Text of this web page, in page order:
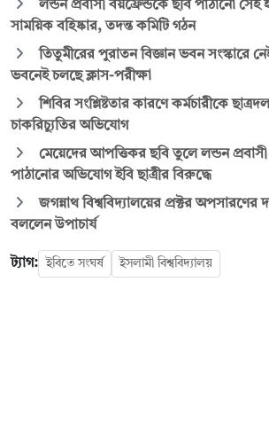
লন্ডন প্রবাসী বয়ফ্রেন্ডকে ছবি পাঠানো সেই
সাময়িক বহিষ্কার, তদন্ত কমিটি গঠন
তিতুমীরের পুরাতন বিজ্ঞান ভবন সংস্কারে
ভবনেই চলছে ক্লাস-পরীক্ষা
শিবির সংশ্লিষ্টতার কারণে কর্মচারীকে
চাকরিচ্যুতির অভিযোগ
মেয়েদের আপত্তিকর ছবি তুলে লন্ডন প্রবাসী
পাঠানোর অভিযোগ ইবি ছাত্রীর বিরুদ্ধে
জগন্নাথ বিশ্ববিদ্যালয়ের প্রক্টর অপসারণের
বললেন উপাচার্য
ট্যাগ: ইবিতে সংঘর্ষ ইসলামী বিশ্ববিদ্যালয়